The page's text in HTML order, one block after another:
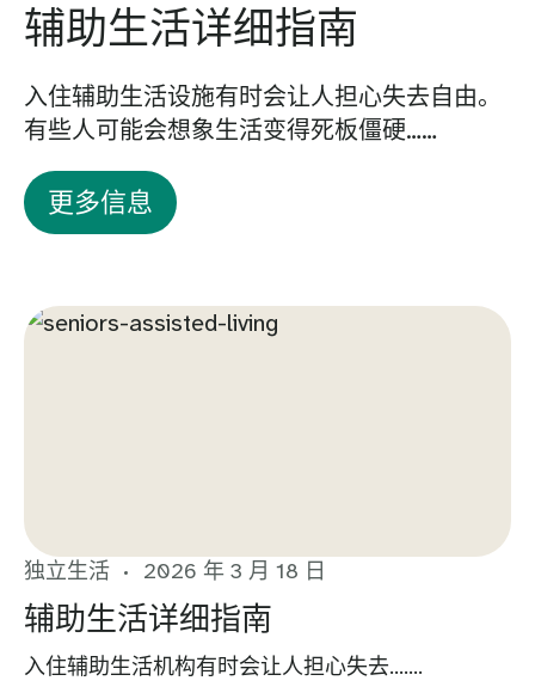
辅助生活详细指南
入住辅助生活设施有时会让人担心失去自由。
有些人可能会想象生活变得死板僵硬……
更多信息
独立生活 2026 年 3 月 18 日
辅助生活详细指南
入住辅助生活机构有时会让人担心失去…….